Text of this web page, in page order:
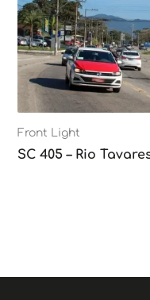
Front Light
SC 405 – Rio